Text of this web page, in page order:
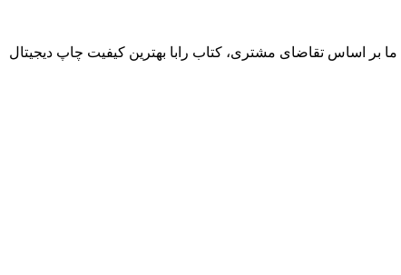
بر اساس تقاضای مشتری، کتاب رابا بهترین کیفیت چاپ دیجیتال